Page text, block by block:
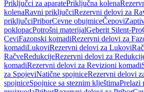
Priključci za aparatePriključna kolena
kolenaRavni priključciRezervni delovi za
priključciPriborCevne obujmiceČepovi
poklopacPotrošni materijalGeberit Silent-Pro
CeviFazonski komadiRezervni delovi za
komadiLukoviRezervni delovi za Lukovi
RačveRedukcijeRezervni delovi za
komadiRezervni delovi za Revizioni komadi
za SpojeviNatične spojniceRezervni delovi
spojniceSpojnice sa steznim klještimaPrelazi